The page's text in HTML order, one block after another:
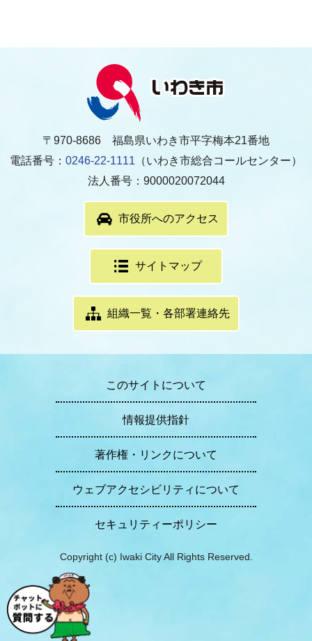
〒970-8686 福島県いわき市平字梅本21番地
電話番号： 0246-22-1111 （いわき市総合コールセンター）
法人番号：9000020072044
市役所へのアクセス
サイトマップ
組織一覧・各部署連絡先
このサイトについて
情報提供指針
著作権・リンクについて
ウェブアクセシビリティについて
セキュリティーポリシー
Copyright (c) Iwaki City All Rights Reserved.